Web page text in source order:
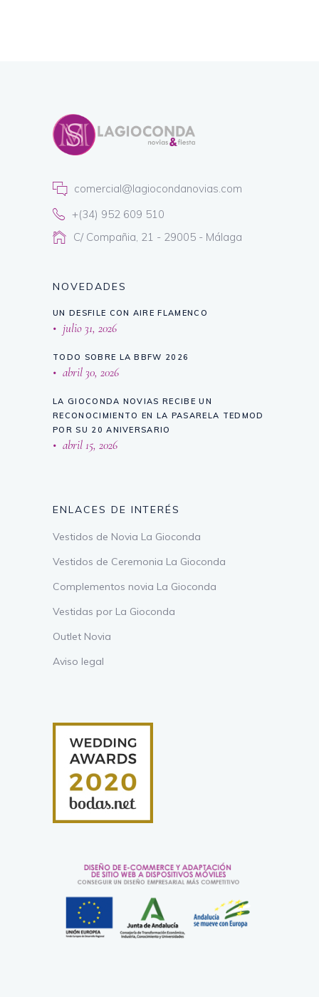
comercial@lagiocondanovias.com
+(34) 952 609 510
C/ Compañia, 21 - 29005 - Málaga
NOVEDADES
UN DESFILE CON AIRE FLAMENCO
julio 31, 2026
TODO SOBRE LA BBFW 2026
abril 30, 2026
LA GIOCONDA NOVIAS RECIBE UN
RECONOCIMIENTO EN LA PASARELA TEDMOD
POR SU 20 ANIVERSARIO
abril 15, 2026
ENLACES DE INTERÉS
Vestidos de Novia La Gioconda
Vestidos de Ceremonia La Gioconda
Complementos novia La Gioconda
Vestidas por La Gioconda
Outlet Novia
Aviso legal